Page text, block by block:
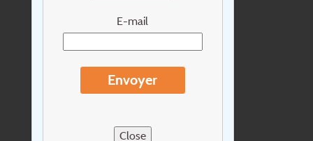
E-mail
Envoyer
Close
Newsletter
Conditions de voyage
Sitemap